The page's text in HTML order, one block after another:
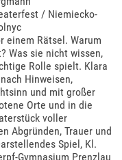
/ Niemiecko-
einem Rätsel. Warum
Was sie nicht wissen,
Rolle spielt. Klara
Hinweisen,
und mit großer
Orte und in die
voller
Abgründen, Trauer und
Spiel, Kl.
Gymnasium Prenzlau